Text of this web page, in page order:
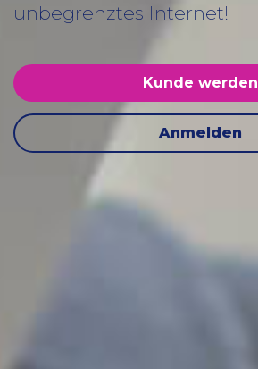
unbegrenztes Internet!
Kunde werden
Anmelden